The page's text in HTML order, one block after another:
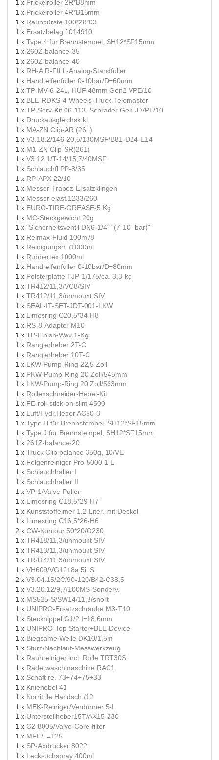
1 x Prickelroller 2R*B8mm
1 x Prickelroller 4R*B15mm
1 x Rauhbürste 100*28*03
1 x Ersatzbelag f.014910
1 x Type 4 für Brennstempel, SH12*SF15mm
1 x 260Z-balance-35
1 x 260Z-balance-40
1 x RH-AIR-FILL-Analog-Standfüller
1 x Handreifenfüller 0-10bar/D=60mm
1 x TP-MV-6-241, HUF 48mm Gen2 VPE/10
1 x BLE-RDKS-4-Wheels-Truck-Telemaster
1 x TP-Serv-Kit 06-113, Schrader Gen J VPE/10
1 x Druckausgleichsk.kl.
1 x MA-ZN Clip-AR (261)
1 x V3.18.2/146-20,5/130MSF/B81-D24-E14
1 x M1-ZN Clip-SR(261)
1 x V3.12.1/T-14/15,7/40MSF
1 x Schlauchfl.PP-8/35
1 x RP-APX 22/10
1 x Messer-Trapez-Ersatzklingen
1 x Messer elast.1233/260
1 x EURO-TIRE-GREASE-5 Kg
1 x MC-Steckgewicht 20g
1 x "Sicherheitsventil DN6-1/4"" (7-10- bar)"
1 x Reimax-Fluid 100ml/8
1 x Reinigungsm./1000ml
1 x Rubbertex 1000ml
1 x Handreifenfüller 0-10bar/D=80mm
1 x Polsterplatte TJP-1/175/ca. 3,3-kg
1 x TR412/11,3/VC8/SIV
1 x TR412/11,3/unmount SIV
1 x SEAL-IT-SET-JDT-001-LKW
1 x Limesring C20,5*34-H8
1 x RS-8-Adapter M10
1 x TP-Finish-Wax 1-Kg
1 x Rangierheber 2T-C
1 x Rangierheber 10T-C
1 x LKW-Pump-Ring 22,5 Zoll
1 x PKW-Pump-Ring 20 Zoll/545mm
1 x LKW-Pump-Ring 20 Zoll/563mm
1 x Rollenschneider-Hebel-Kit
1 x FE-roll-stick-on slim 4500
1 x Luft/Hydr.Heber AC50-3
1 x Type H für Brennstempel, SH12*SF15mm
1 x Type J für Brennstempel, SH12*SF15mm
1 x 261Z-balance-20
1 x Truck Clip balance 350g, 10/VE
1 x Felgenreiniger Pro-5000 1-L
1 x Schlauchhalter I
1 x Schlauchhalter II
1 x VP-1/Valve-Puller
1 x Limesring C18,5*29-H7
1 x Kunststoffeimer 1,2-Liter, mit Deckel
1 x Limesring C16,5*26-H6
2 x CW-Kontour 50*20/G230
1 x TR418/11,3/unmount SIV
1 x TR413/11,3/unmount SIV
1 x TR414/11,3/unmount SIV
1 x VH609/VG12+8a,5i+S
2 x V3.04.15/2C/90-120/B42-C38,5
1 x V3.20.12/9,7/100MS-Sonderv.
1 x MS525-S/SW14/11,3/short
1 x UNIPRO-Ersatzschraube M3-T10
1 x Stecknippel G1/2 I=18,6mm
1 x UNIPRO-Top-Starter+BLE-Device
1 x Biegsame Welle DK10/1,5m
1 x Sturz/Nachlauf-Messwerkzeug
1 x Rauhreiniger incl. Rolle TRT30S
1 x Räderwaschmaschine RAC1
1 x Schaft re. 73+74+75+33
1 x Kniehebel 41
1 x Korritrile Handsch./12
1 x MEK-Reiniger/Verdünner 5-L
1 x Unterstellheber15T/AX15-230
1 x C2-8005/Valve-Core-filter
1 x MFE/L=125
1 x SP-Abdrücker 8022
1 x Lecksuchspray 400ml